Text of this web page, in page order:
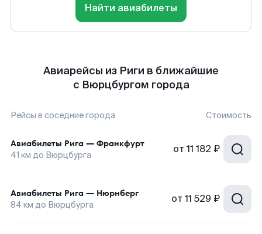
Найти авиабилеты
Авиарейсы из Риги в ближайшие
с Вюрцбургом города
Рейсы в соседние города Стоимость
Авиабилеты Рига — Франкфурт
41 км до Вюрцбурга от 11 182 ₽
Авиабилеты Рига — Нюрнберг
84 км до Вюрцбурга от 11 529 ₽